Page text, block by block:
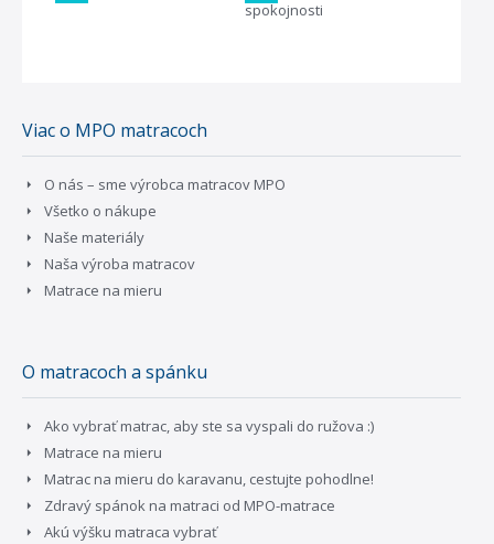
spokojnosti
Viac o MPO matracoch
O nás – sme výrobca matracov MPO
Všetko o nákupe
Naše materiály
Naša výroba matracov
Matrace na mieru
O matracoch a spánku
Ako vybrať matrac, aby ste sa vyspali do ružova :)
Matrace na mieru
Matrac na mieru do karavanu, cestujte pohodlne!
Zdravý spánok na matraci od MPO-matrace
Akú výšku matraca vybrať